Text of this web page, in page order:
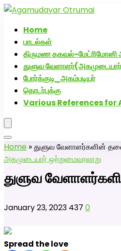
Home
பாடல்கள்
திருமண தகவல்-
துளுவ
போர்க்குடி_அகம்படியர்
தொடர்புக்கு
Various References
Home »துளுவ வேளாளர்களின்
அகமுடையார் ஒற்றுமைவரலாறு
துளுவ
January 23, 2023 437 0
Spread the love
அகமுடையார் திருமண